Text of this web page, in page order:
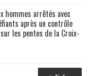
hommes arrêtés avec
après un contrôle
les pentes de la Croix-